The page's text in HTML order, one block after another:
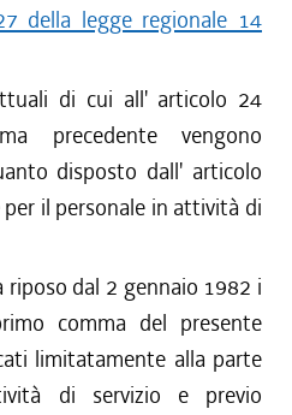
della legge regionale 14
di cui all' articolo 24
precedente vengono
disposto dall' articolo
il personale in attività di
riposo dal 2 gennaio 1982 i
comma del presente
limitatamente alla parte
di servizio e previo